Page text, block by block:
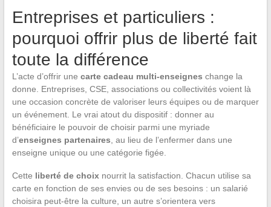
Entreprises et particuliers :
pourquoi offrir plus de liberté fait
toute la différence
L’acte d’offrir une carte cadeau multi-enseignes change la
donne. Entreprises, CSE, associations ou collectivités voient là
une occasion concrète de valoriser leurs équipes ou de marquer
un événement. Le vrai atout du dispositif : donner au
bénéficiaire le pouvoir de choisir parmi une myriade
d’enseignes partenaires , au lieu de l’enfermer dans une
enseigne unique ou une catégorie figée.
Cette liberté de choixnourrit la satisfaction. Chacun utilise sa
carte en fonction de ses envies ou de ses besoins : un salarié
choisira peut-être la culture, un autre s’orientera vers